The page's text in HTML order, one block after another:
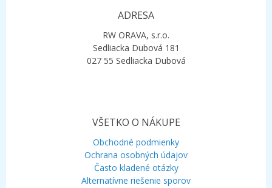
ADRESA
RW ORAVA, s.r.o.
Sedliacka Dubová 181
027 55 Sedliacka Dubová
VŠETKO O NÁKUPE
Obchodné podmienky
Ochrana osobných údajov
Často kladené otázky
Alternatívne riešenie sporov